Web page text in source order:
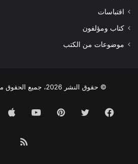
اقتباسات
كتاب ومؤلفون
موضوعات من الكتب
© حقوق النشر 2026، جميع الحقوق محفوظة |
فيسبوك تويتر بينتيريستيوتيوب
ملخص